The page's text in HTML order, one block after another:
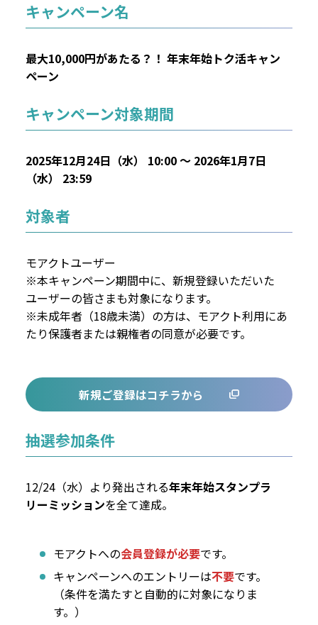
キャンペーン名
最大10,000円があたる？！ 年末年始トク活キャン
ペーン
キャンペーン対象期間
2025年12月24日（水） 10:00 〜 2026年1月7日
（水） 23:59
対象者
モアクトユーザー
※本キャンペーン期間中に、新規登録いただいた
ユーザーの皆さまも対象になります。
※未成年者（18歳未満）の方は、モアクト利用にあ
たり保護者または親権者の同意が必要です。
新規ご登録はコチラから
抽選参加条件
12/24（水）より発出される年末年始スタンプラ
リーミッションを全て達成。
モアクトへの会員登録が必要です。
キャンペーンへのエントリーは不要です。
（条件を満たすと自動的に対象になりま
す。）